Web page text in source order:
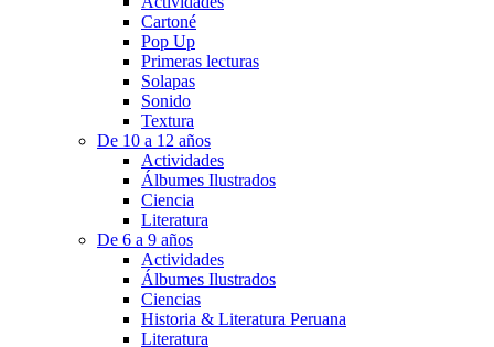
Cartoné
Pop Up
Primeras lecturas
Solapas
Sonido
Textura
De 10 a 12 años
Actividades
Álbumes Ilustrados
Ciencia
Literatura
De 6 a 9 años
Actividades
Álbumes Ilustrados
Ciencias
Historia & Literatura Peruana
Literatura